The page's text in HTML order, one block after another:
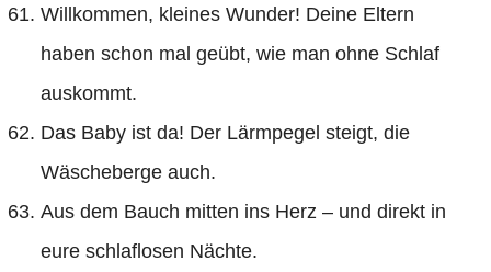
Willkommen, kleines Wunder! Deine Eltern
haben schon mal geübt, wie man ohne Schlaf
auskommt.
Das Baby ist da! Der Lärmpegel steigt, die
Wäscheberge auch.
Aus dem Bauch mitten ins Herz – und direkt in
eure schlaflosen Nächte.